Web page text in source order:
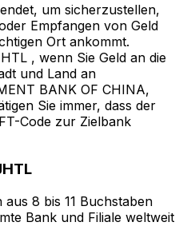
um sicherzustellen,
Empfangen von Geld
Ort ankommt.
, wenn Sie Geld an die
und Land an
BANK OF CHINA,
Sie immer, dass der
Code zur Zielbank
8 bis 11 Buchstaben
Bank und Filiale weltweit